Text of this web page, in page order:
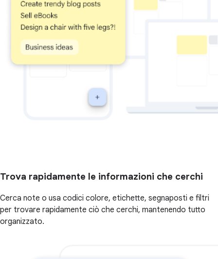
Trova rapidamente le informazioni che cerchi
Cerca note o usa codici colore, etichette, segnaposti e filtri
per trovare rapidamente ciò che cerchi, mantenendo tutto
organizzato.